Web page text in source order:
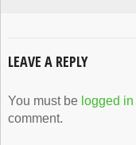
LEAVE A REPLY
You must be logged in
comment.